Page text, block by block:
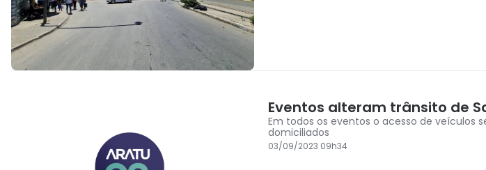
Eventos alteram trânsito de
Em todos os eventos o acesso de veículos
domiciliados
03/09/2023 09h34